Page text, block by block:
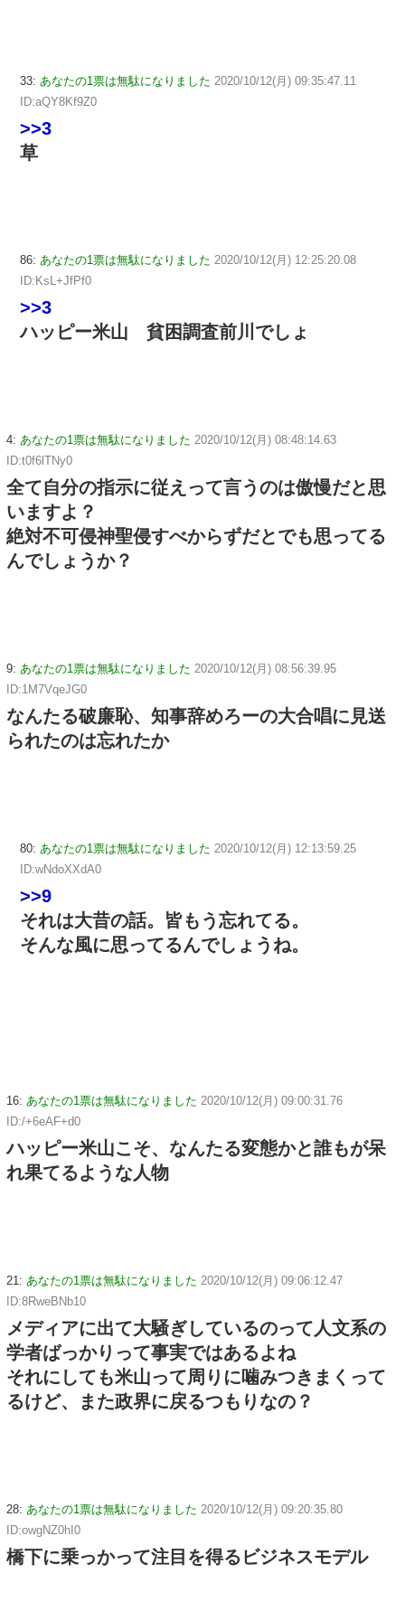
33: あなたの1票は無駄になりました 2020/10/12(月) 09:35:47.11
ID:aQY8Kf9Z0
>>3
草
86: あなたの1票は無駄になりました 2020/10/12(月) 12:25:20.08
ID:KsL+JfPf0
>>3
ハッピー米山 貧困調査前川でしょ
4: あなたの1票は無駄になりました 2020/10/12(月) 08:48:14.63
ID:t0f6lTNy0
全て自分の指示に従えって言うのは傲慢だと思
いますよ？
絶対不可侵神聖侵すべからずだとでも思ってる
んでしょうか？
9: あなたの1票は無駄になりました 2020/10/12(月) 08:56:39.95
ID:1M7VqeJG0
なんたる破廉恥、知事辞めろーの大合唱に見送
られたのは忘れたか
80: あなたの1票は無駄になりました 2020/10/12(月) 12:13:59.25
ID:wNdoXXdA0
>>9
それは大昔の話。皆もう忘れてる。
そんな風に思ってるんでしょうね。
16: あなたの1票は無駄になりました 2020/10/12(月) 09:00:31.76
ID:/+6eAF+d0
ハッピー米山こそ、なんたる変態かと誰もが呆
れ果てるような人物
21: あなたの1票は無駄になりました 2020/10/12(月) 09:06:12.47
ID:8RweBNb10
メディアに出て大騒ぎしているのって人文系の
学者ばっかりって事実ではあるよね
それにしても米山って周りに噛みつきまくって
るけど、また政界に戻るつもりなの？
28: あなたの1票は無駄になりました 2020/10/12(月) 09:20:35.80
ID:owgNZ0hI0
橋下に乗っかって注目を得るビジネスモデル